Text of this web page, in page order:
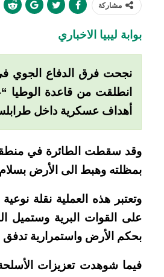
مشاركة
بوابة ليبيا الاخباري
انطلقت من قاعدة الوطيا
أهداف عسكرية داخل طرابلس فتم
وقد سقطت الطائرة في منطقة
بمظلته وهبط الى الأرض
وتعتبر هذه العملية نقلة
على القوات البرية وستميل
بحكم الأرض واستمرارية تدفق
فيما شوهدت تعزيزات